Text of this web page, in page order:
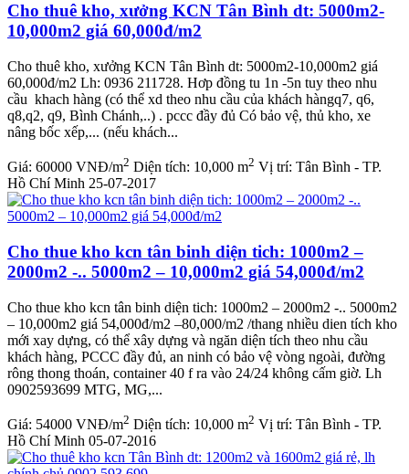
Cho thuê kho, xưởng KCN Tân Bình dt: 5000m2-
10,000m2 giá 60,000đ/m2
Cho thuê kho, xưởng KCN Tân Bình dt: 5000m2-10,000m2 giá
60,000đ/m2 Lh: 0936 211728. Hơp đồng tu 1n -5n tuy theo nhu
cầu khach hàng (có thể xd theo nhu cầu của khách hàngq7, q6,
q8,q2, q9, Bình Chánh,..) . pccc đầy đủ Có bảo vệ, thủ kho, xe
nâng bốc xếp,... (nếu khách...
Giá: 60000 VNĐ/m2 Diện tích: 10,000 m2 Vị trí: Tân Bình - TP.
Hồ Chí Minh 25-07-2017
Cho thue kho kcn tân binh diện tich: 1000m2 –
2000m2 -.. 5000m2 – 10,000m2 giá 54,000đ/m2
Cho thue kho kcn tân binh diện tich: 1000m2 – 2000m2 -.. 5000m2
– 10,000m2 giá 54,000đ/m2 –80,000/m2 /thang nhiều dien tích kho
mới xay dựng, có thể xây dựng và ngăn diện tích theo nhu cầu
khách hàng, PCCC đầy đủ, an ninh có bảo vệ vòng ngoài, đường
rông thong thoán, container 40 f ra vào 24/24 không cấm giờ. Lh
0902593699 MTG, MG,...
Giá: 54000 VNĐ/m2 Diện tích: 10,000 m2 Vị trí: Tân Bình - TP.
Hồ Chí Minh 05-07-2016